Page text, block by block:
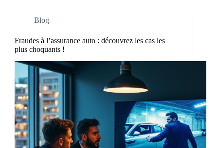
Blog
Fraudes à l’assurance auto : découvrez les cas les
plus choquants !